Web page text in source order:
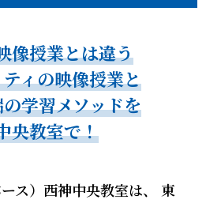
像授業とは違う
ィの映像授業と
学習メソッドを
央教室で！
ス）西神中央教室は、
東